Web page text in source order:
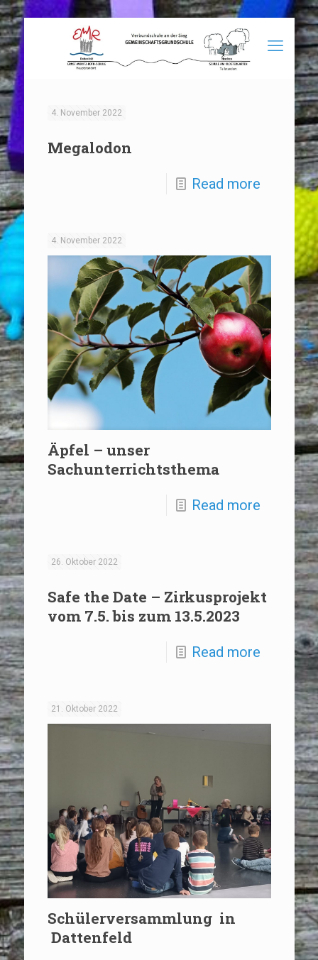
4. November 2022
Megalodon
Read more
4. November 2022
Äpfel – unser
Sachunterrichtsthema
Read more
26. Oktober 2022
Safe the Date – Zirkusprojekt
vom 7.5. bis zum 13.5.2023
Read more
21. Oktober 2022
Schülerversammlung in
Dattenfeld